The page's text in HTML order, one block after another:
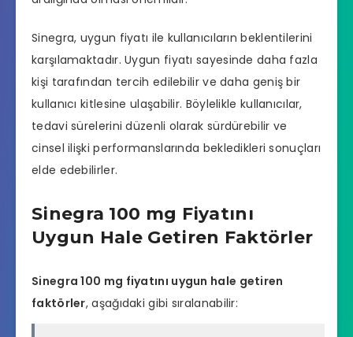
Sinegra, uygun fiyatı ile kullanıcıların beklentilerini
karşılamaktadır. Uygun fiyatı sayesinde daha fazla
kişi tarafından tercih edilebilir ve daha geniş bir
kullanıcı kitlesine ulaşabilir. Böylelikle kullanıcılar,
tedavi sürelerini düzenli olarak sürdürebilir ve
cinsel ilişki performanslarında bekledikleri sonuçları
elde edebilirler.
Sinegra 100 mg Fiyatını
Uygun Hale Getiren Faktörler
Sinegra 100 mg fiyatını uygun hale getiren
faktörler, aşağıdaki gibi sıralanabilir: